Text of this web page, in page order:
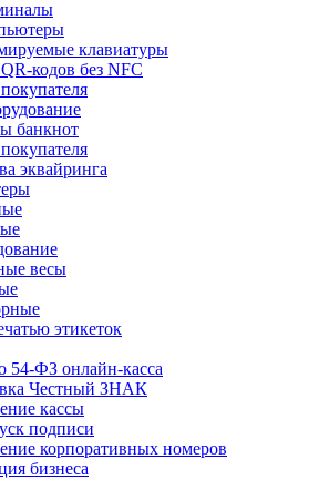
клавиатуры
кодов без NFC
банкнот
эквайринга
весы
этикеток
54-ФЗ онлайн-касса
Честный ЗНАК
кассы
подписи
корпоративных номеров
бизнеса